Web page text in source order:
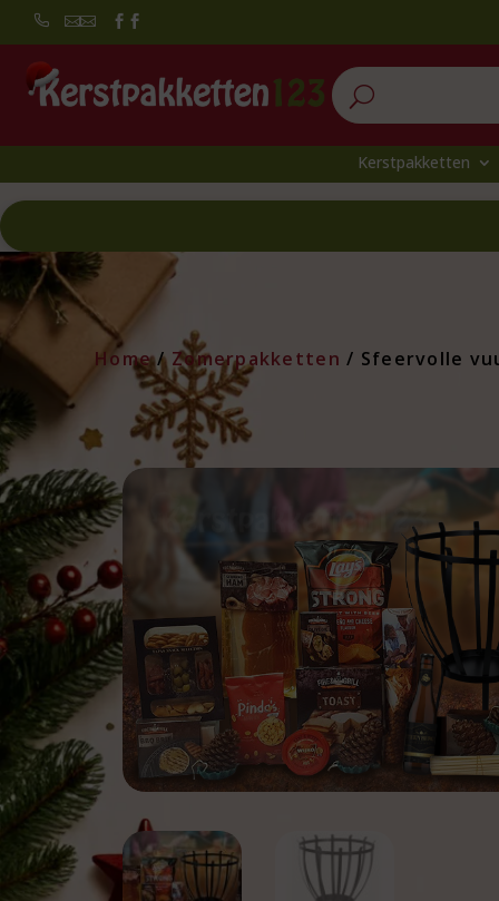
 
U
Kerstpakketten
Home/ Zomerpakketten / Sfeervolle